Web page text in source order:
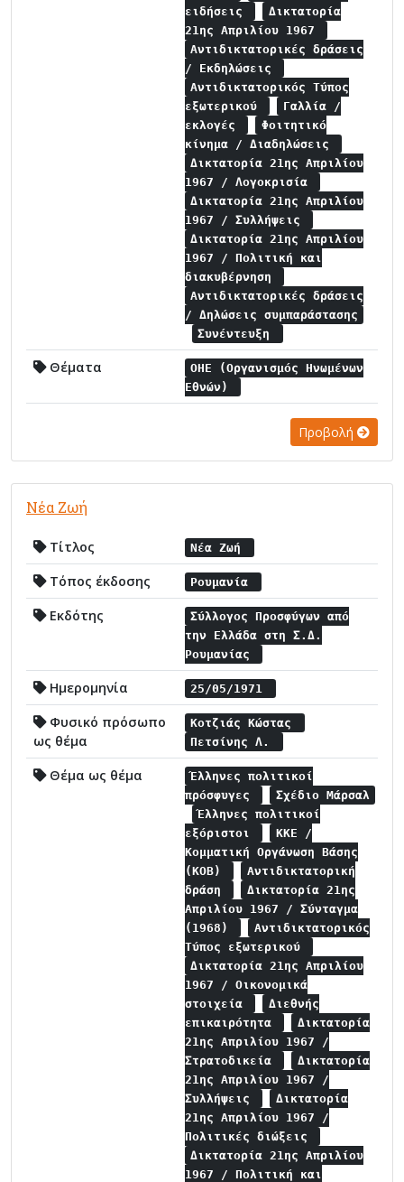
ειδήσεις
Δικτατορία
21ης Απριλίου 1967
Αντιδικτατορικές δράσεις
/ Εκδηλώσεις
Αντιδικτατορικός Τύπος
εξωτερικού
Γαλλία /
εκλογές
Φοιτητικό
κίνημα / Διαδηλώσεις
Δικτατορία 21ης Απριλίου
1967 / Λογοκρισία
Δικτατορία 21ης Απριλίου
1967 / Συλλήψεις
Δικτατορία 21ης Απριλίου
1967 / Πολιτική και
διακυβέρνηση
Αντιδικτατορικές δράσεις
/ Δηλώσεις συμπαράστασης
Συνέντευξη
Θέματα
ΟΗΕ (Οργανισμός Ηνωμένων
Εθνών)
Προβολή
Νέα Ζωή
Τίτλος Νέα Ζωή
Τόπος έκδοσης Ρουμανία
Εκδότης
Σύλλογος Προσφύγων από
την Ελλάδα στη Σ.Δ.
Ρουμανίας
Ημερομηνία 25/05/1971
Φυσικό πρόσωπο
ως θέμα
Κοτζιάς Κώστας
Πετσίνης Λ.
Θέμα ως θέμα
Έλληνες πολιτικοί
πρόσφυγες
Σχέδιο Μάρσαλ
Έλληνες πολιτικοί
εξόριστοι
ΚΚΕ /
Κομματική Οργάνωση Βάσης
(ΚΟΒ)
Αντιδικτατορική
δράση
Δικτατορία 21ης
Απριλίου 1967 / Σύνταγμα
(1968)
Αντιδικτατορικός
Τύπος εξωτερικού
Δικτατορία 21ης Απριλίου
1967 / Οικονομικά
στοιχεία
Διεθνής
επικαιρότητα
Δικτατορία
21ης Απριλίου 1967 /
Στρατοδικεία
Δικτατορία
21ης Απριλίου 1967 /
Συλλήψεις
Δικτατορία
21ης Απριλίου 1967 /
Πολιτικές διώξεις
Δικτατορία 21ης Απριλίου
1967 / Πολιτική και